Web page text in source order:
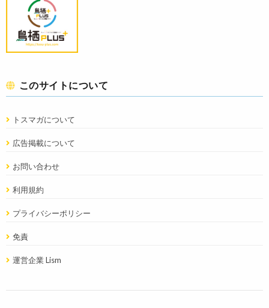
このサイトについて
トスマガについて
広告掲載について
お問い合わせ
利用規約
プライバシーポリシー
免責
運営企業 Lism